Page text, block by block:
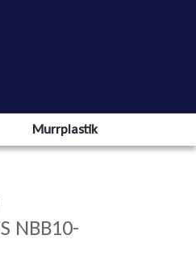
Murrplastik
NBB10-